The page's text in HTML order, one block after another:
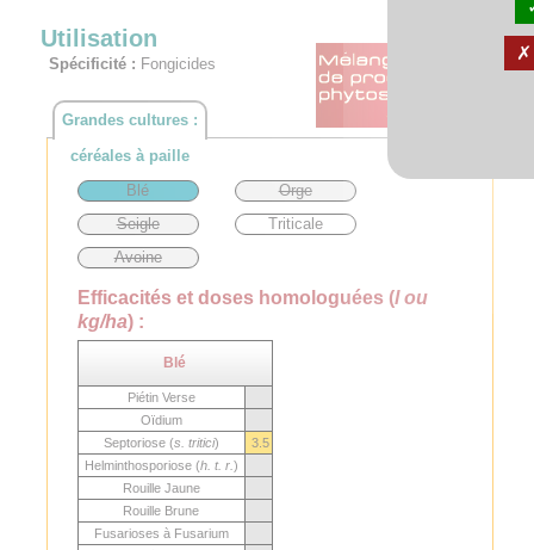
Utilisation
Spécificité : Fongicides
Grandes cultures :
céréales à paille
Blé
Orge
Seigle
Triticale
Avoine
Efficacités et doses homologuées (l ou
kg/ha) :
Blé
Piétin Verse
Oïdium
Septoriose (s. tritici)
3.5
Helminthosporiose (h. t. r. )
Rouille Jaune
Rouille Brune
Fusarioses à Fusarium